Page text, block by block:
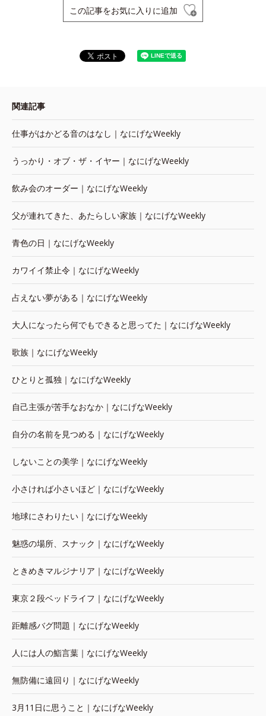
この記事をお気に入りに追加
関連記事
仕事がはかどる音のはなし｜なにげなWeekly
うっかり・オブ・ザ・イヤー｜なにげなWeekly
飲み会のオーダー｜なにげなWeekly
父が連れてきた、あたらしい家族｜なにげなWeekly
青色の日｜なにげなWeekly
カワイイ禁止令｜なにげなWeekly
占えない夢がある｜なにげなWeekly
大人になったら何でもできると思ってた｜なにげなWeekly
歌族｜なにげなWeekly
ひとりと孤独｜なにげなWeekly
自己主張が苦手なおなか｜なにげなWeekly
自分の名前を見つめる｜なにげなWeekly
しないことの美学｜なにげなWeekly
小さければ小さいほど｜なにげなWeekly
地球にさわりたい｜なにげなWeekly
魅惑の場所、スナック｜なにげなWeekly
ときめきマルジナリア｜なにげなWeekly
東京２段ベッドライフ｜なにげなWeekly
距離感バグ問題｜なにげなWeekly
人には人の鮨言葉｜なにげなWeekly
無防備に遠回り｜なにげなWeekly
3月11日に思うこと｜なにげなWeekly